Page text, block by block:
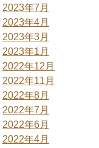
2023年7月
2023年4月
2023年3月
2023年1月
2022年12月
2022年11月
2022年8月
2022年7月
2022年6月
2022年4月